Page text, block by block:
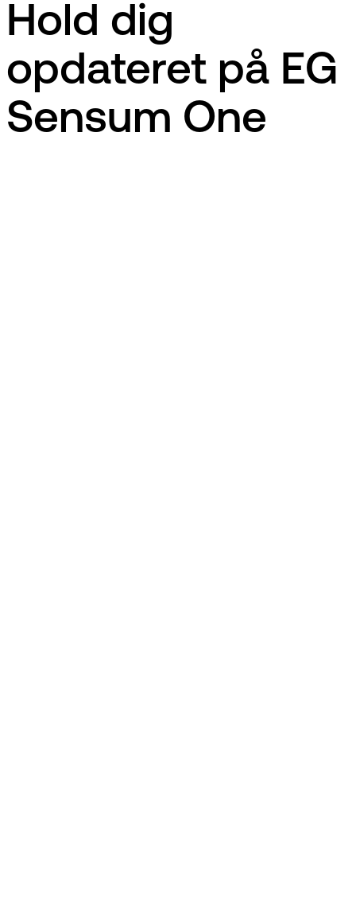
Hold dig
opdateret på EG
Sensum One